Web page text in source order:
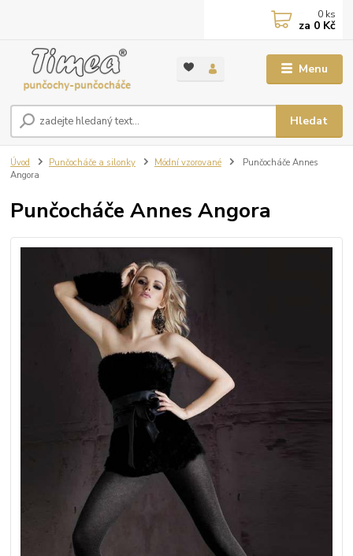
Menu
Hledat
0 ks
za 0 Kč
Úvod Punčocháče a silonky Módní vzorované
Punčocháče Annes
Angora
Punčocháče Annes Angora